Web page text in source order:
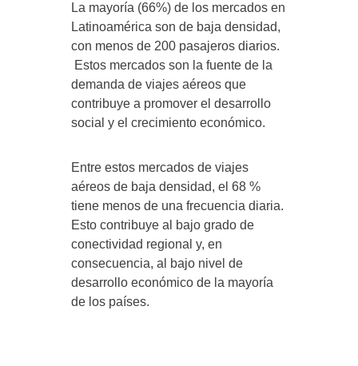
La mayoría (66%) de los mercados en
Latinoamérica son de baja densidad,
con menos de 200 pasajeros diarios.
Estos mercados son la fuente de la
demanda de viajes aéreos que
contribuye a promover el desarrollo
social y el crecimiento económico.
Entre estos mercados de viajes
aéreos de baja densidad, el 68 %
tiene menos de una frecuencia diaria.
Esto contribuye al bajo grado de
conectividad regional y, en
consecuencia, al bajo nivel de
desarrollo económico de la mayoría
de los países.